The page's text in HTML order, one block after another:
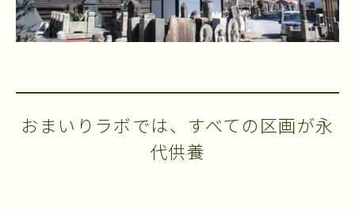
おまいりラボでは、すべての区画が永
代供養